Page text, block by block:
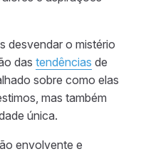
desvendar o mistério
das tendências de
sobre como elas
mas também
única.
envolvente e